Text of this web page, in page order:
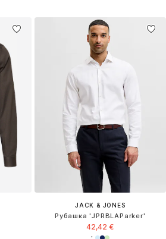
JACK & JONES
Рубашка 'JPRBLAParker'
42,42 €